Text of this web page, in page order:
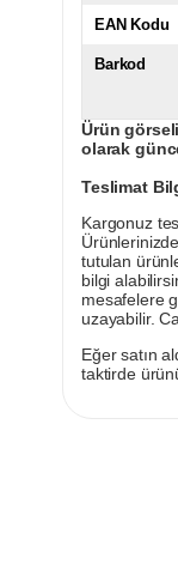
EAN Kodu
Barkod
Ürün
olarak
Teslimat
Kargonuz
tutulan
bilgi
mesafelere
uzayabilir.
Eğer satın
taktirde